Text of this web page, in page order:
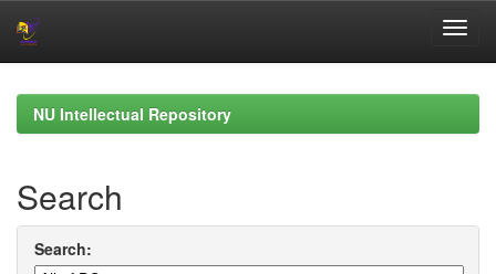
navigationNU Intellectual Repository
Search
Search: